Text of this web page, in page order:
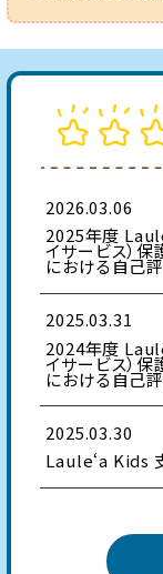
2026.03.06
2025年度
イサービス）
における自己
2025.03.31
2024年度
イサービス）
における自己
2025.03.30
Laule‘a Kids